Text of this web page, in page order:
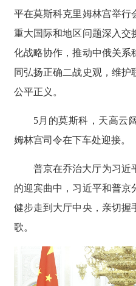
平在莫斯科克里姆林宫举行
重大国际和地区问题深入交
化战略协作，推动中俄关系
同弘扬正确二战史观，维
公平正义。
5月的莫斯科，天高云
姆林宫司令在下车处迎接。
普京在乔治大厅为习近
的迎宾曲中，习近平和普京
健步走到大厅中央，亲切握
歌。